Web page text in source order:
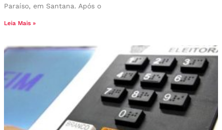
Paraíso, em Santana. Após o
Leia Mais »